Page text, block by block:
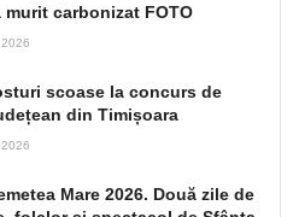
murit carbonizat FOTO
scoase la concurs de
din Timișoara
Mare 2026. Două zile de